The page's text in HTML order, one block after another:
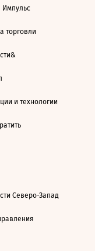
Импульс
торговли
и технологии
Северо-Запад